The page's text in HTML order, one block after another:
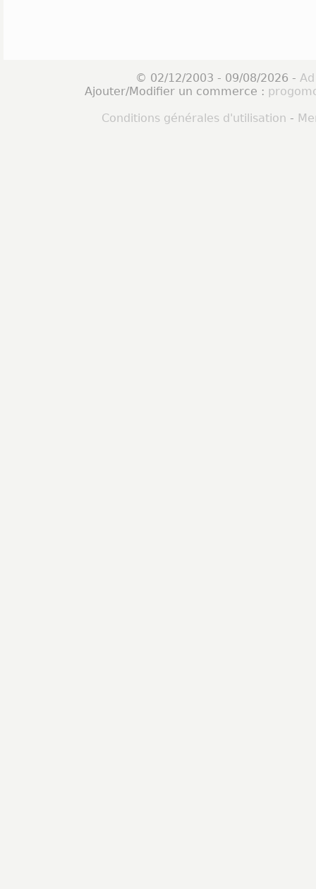
© 02/12/2003 - 09/08/2026 -
Ajouter/Modifier un commerce :
Conditions générales d'utilisation -